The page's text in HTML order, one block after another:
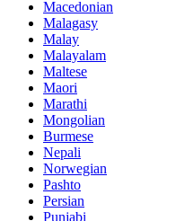
Macedonian
Malagasy
Malay
Malayalam
Maltese
Maori
Marathi
Mongolian
Burmese
Nepali
Norwegian
Pashto
Persian
Punjabi